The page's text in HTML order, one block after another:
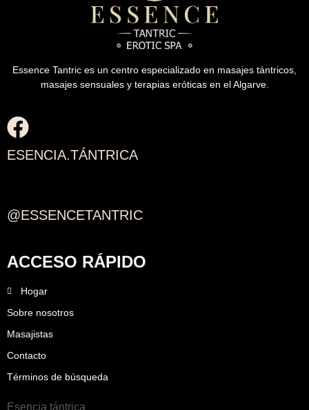
Essence Tantric es un centro especializado en masajes tántricos,
masajes sensuales y terapias eróticas en el Algarve.
ESENCIA.TÁNTRICA
@ESSENCETANTRIC
ACCESO RÁPIDO
Hogar
Sobre nosotros
Masajistas
Contacto
Términos de búsqueda
Esencia tántrica